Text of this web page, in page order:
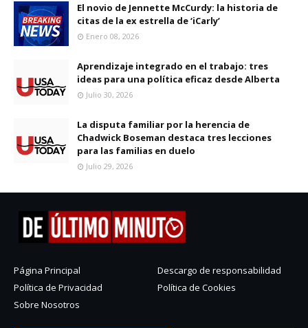
El novio de Jennette McCurdy: la historia de
citas de la ex estrella de ‘iCarly’
Enero 08, 2026
Aprendizaje integrado en el trabajo: tres
ideas para una política eficaz desde Alberta
Julio 30, 2026
La disputa familiar por la herencia de
Chadwick Boseman destaca tres lecciones
para las familias en duelo
Julio 29, 2026
Página Principal
Descargo de responsabilidad
Política de Privacidad
Política de Cookies
Sobre Nosotros